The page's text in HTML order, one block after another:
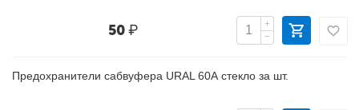
50₽
+
−
Предохранители сабвуфера URAL 60А стекло за шт.